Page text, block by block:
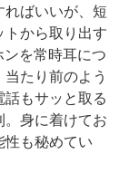
ばいいが、短
から取り出す
を常時耳につ
たり前のよう
もサッと取る
。身に着けてお
性も秘めてい